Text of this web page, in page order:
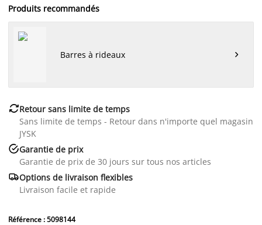
Produits recommandés
Barres à rideaux 
Retour sans limite de temps
Sans limite de temps - Retour dans n'importe quel magasin
JYSK
Garantie de prix
Garantie de prix de 30 jours sur tous nos articles
Options de livraison flexibles
Livraison facile et rapide
Référence : 5098144